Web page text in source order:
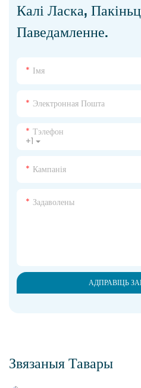
Калі Ласка,
Паведамленне.
Імя
Электронная Пошта
+1
Тэлефон
Кампанія
Задаволены
АДПРАВІЦЬ
Звязаныя Тавары